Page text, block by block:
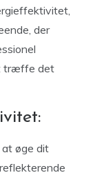
der
træffe det
at øge dit